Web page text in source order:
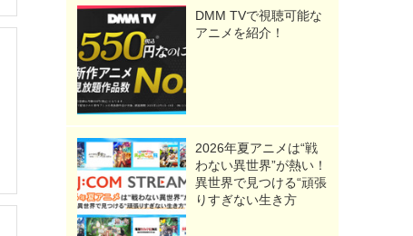
DMM TVで視聴可能な
アニメを紹介！
2026年夏アニメは“戦
わない異世界”が熱い！
異世界で見つける“頑張
りすぎない生き方